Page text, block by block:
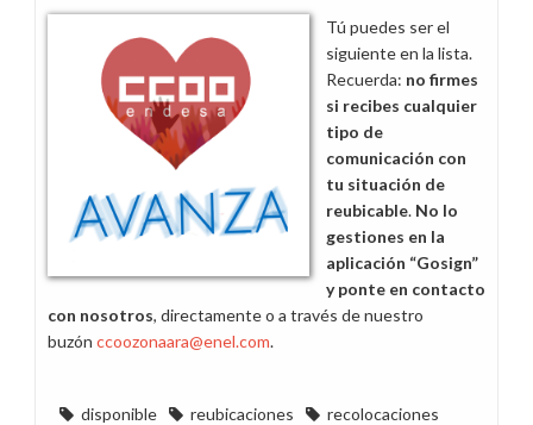
Tú puedes ser el
siguiente en la lista.
Recuerda: no firmes
si recibes cualquier
tipo de
comunicación con
tu situación de
reubicable. No lo
gestiones en la
aplicación “Gosign”
y ponte en contacto
con nosotros, directamente o a través de nuestro
buzón ccoozonaara@enel.com.
disponible reubicaciones recolocaciones